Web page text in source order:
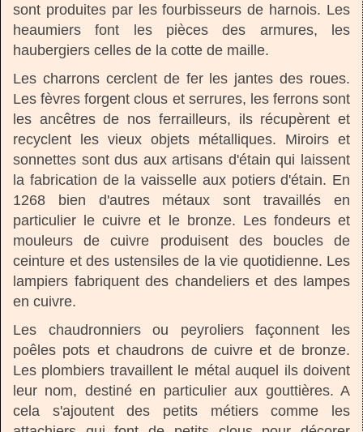
sont produites par les fourbisseurs de harnois. Les
heaumiers font les pièces des armures, les
haubergiers celles de la cotte de maille.
Les charrons cerclent de fer les jantes des roues.
Les fèvres forgent clous et serrures, les ferrons sont
les ancêtres de nos ferrailleurs, ils récupèrent et
recyclent les vieux objets métalliques. Miroirs et
sonnettes sont dus aux artisans d'étain qui laissent
la fabrication de la vaisselle aux potiers d'étain. En
1268 bien d'autres métaux sont travaillés en
particulier le cuivre et le bronze. Les fondeurs et
mouleurs de cuivre produisent des boucles de
ceinture et des ustensiles de la vie quotidienne. Les
lampiers fabriquent des chandeliers et des lampes
en cuivre.
Les chaudronniers ou peyroliers façonnent les
poêles pots et chaudrons de cuivre et de bronze.
Les plombiers travaillent le métal auquel ils doivent
leur nom, destiné en particulier aux gouttières. A
cela s'ajoutent des petits métiers comme les